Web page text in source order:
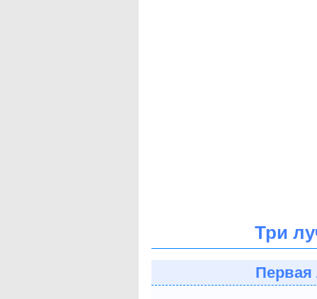
Три
Первая